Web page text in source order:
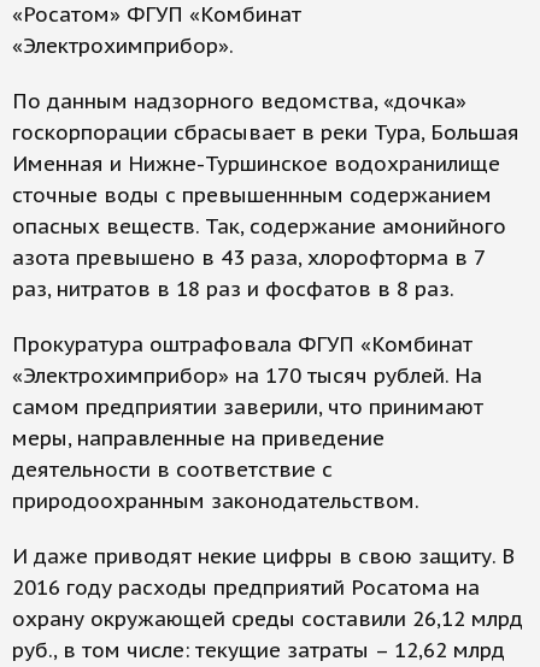
«Росатом» ФГУП «Комбинат
«Электрохимприбор».
По данным надзорного ведомства, «дочка»
госкорпорации сбрасывает в реки Тура, Большая
Именная и Нижне-Туршинское водохранилище
сточные воды с превышеннным содержанием
опасных веществ. Так, содержание амонийного
азота превышено в 43 раза, хлорофторма в 7
раз, нитратов в 18 раз и фосфатов в 8 раз.
Прокуратура оштрафовала ФГУП «Комбинат
«Электрохимприбор» на 170 тысяч рублей. На
самом предприятии заверили, что принимают
меры, направленные на приведение
деятельности в соответствие с
природоохранным законодательством.
И даже приводят некие цифры в свою защиту. В
2016 году расходы предприятий Росатома на
охрану окружающей среды составили 26,12 млрд
руб., в том числе: текущие затраты – 12,62 млрд